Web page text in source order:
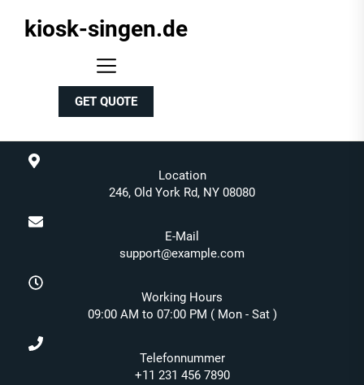
kiosk-
kiosk-singen.de
GET QUOTE
Location
246, Old York Rd, NY 08080
E-Mail
support@example.com
Working Hours
09:00 AM to 07:00 PM ( Mon - Sat )
Telefonnummer
+11 231 456 7890